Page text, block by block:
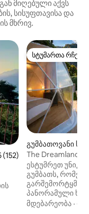
მიღებული აქვს
სისუფთავისა და
მხრივ.
შეფასებაა 5‑დან
(152)
სტუმართა
სტუმართა
გუმბათოვანი
e)
The Dreamland
კომოს ტბა
ესტუმრეთ
გუმბათს,
პანორამული
ტრემეცოსგან
მდებარეობა ·